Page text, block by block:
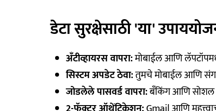
डेटा सुरक्षेसाठी 'या'
अँटीव्हायरस वापरा:मोबाईल आणि
सिस्टम अपडेट ठेवा:तुमचे मोबाईल आणि
जोडलेले पासवर्ड वापरा:बँकिंग आणि सोशल